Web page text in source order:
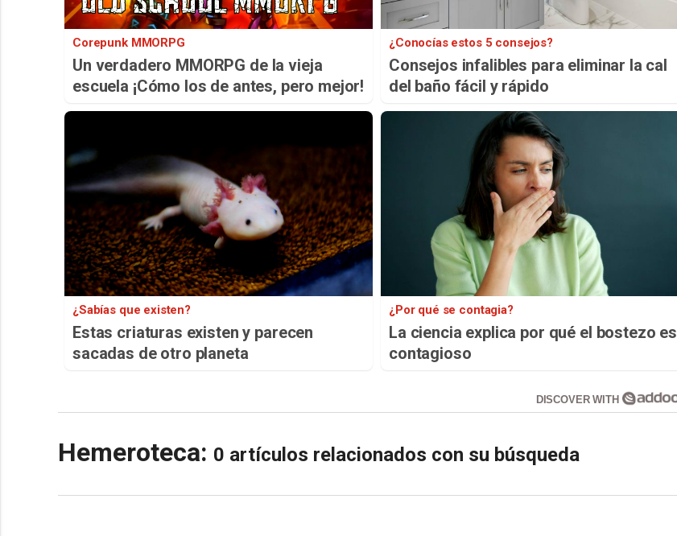
Corepunk MMORPG
Un verdadero MMORPG de la vieja
escuela ¡Cómo los de antes, pero mejor!
¿Conocías estos 5 consejos?
Consejos infalibles para eliminar la cal
del baño fácil y rápido
¿Sabías que existen?
Estas criaturas existen y parecen
sacadas de otro planeta
¿Por qué se contagia?
La ciencia explica por qué el bostezo es
contagioso
DISCOVER WITH
Hemeroteca: 0 artículos relacionados con su búsqueda